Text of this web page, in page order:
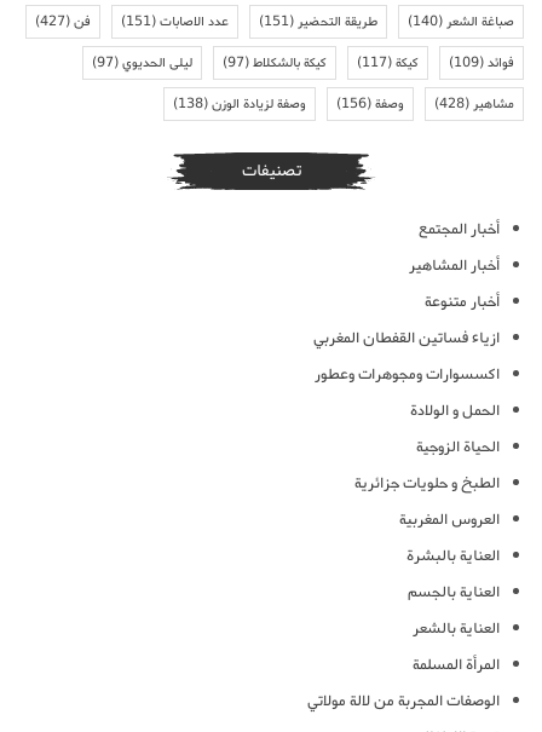
صباغة الشعر(140) طريقة التحضير(151) عدد الاصابات(151) فن(427)
فوائد(109) كيكة(117) كيكة بالشكلاط(97) ليلى الحديوي(97)
مشاهير(428) وصفة(156) وصفة لزيادة الوزن(138)
تصنيفات
أخبار المجتمع
أخبار المشاهير
أخبار متنوعة
ازياء فساتين القفطان المغربي
اكسسوارات ومجوهرات وعطور
الحمل و الولادة
الحياة الزوجية
الطبخ و حلويات جزائرية
العروس المغربية
العناية بالبشرة
العناية بالجسم
العناية بالشعر
المرأة المسلمة
الوصفات المجربة من لالة مولاتي